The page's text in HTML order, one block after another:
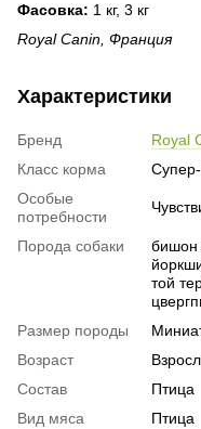
Фасовка: 1 кг, 3 кг
Royal Canin, Франция
Характеристики
Бренд
Royal
Класс корма
Особые
потребности
Порода собаки
бишон
той
Размер породы
Возраст
Состав
Птица
Вид мяса
Птица